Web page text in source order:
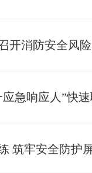
开消防安全风
急响应人”快
筑牢安全防护